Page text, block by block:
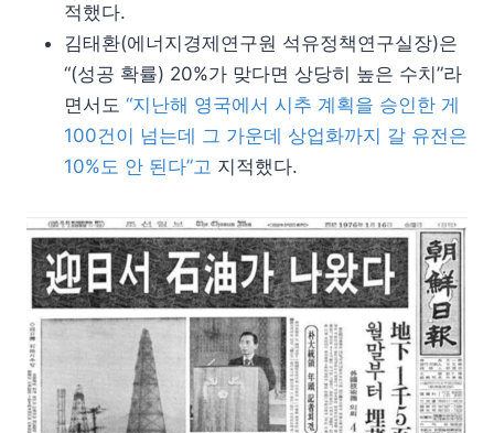
적했다.
김태환(에너지경제연구원 석유정책연구실장)은
“(성공 확률) 20%가 맞다면 상당히 높은 수치”라
면서도 “지난해 영국에서 시추 계획을 승인한 게
100건이 넘는데 그 가운데 상업화까지 갈 유전은
10%도 안 된다”고 지적했다.